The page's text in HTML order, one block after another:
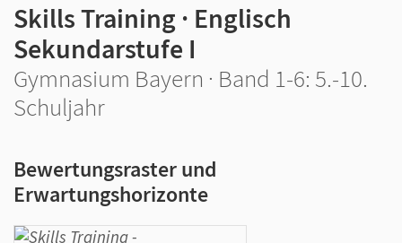
Skills Training · Englisch
Sekundarstufe I
Gymnasium Bayern · Band 1-6: 5.-10.
Schuljahr
Bewertungsraster und
Erwartungshorizonte